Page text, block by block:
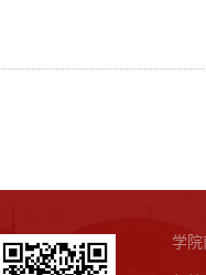
学